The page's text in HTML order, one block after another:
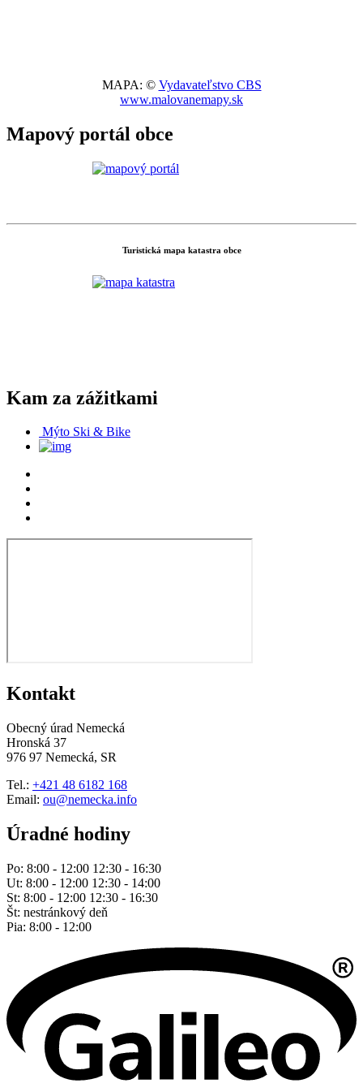
MAPA: © Vydavateľstvo CBS
www.malovanemapy.sk
Mapový portál obce
Turistická mapa katastra obce
Kam za zážitkami
Mýto Ski & Bike
Kontakt
Obecný úrad Nemecká
Hronská 37
976 97 Nemecká, SR
Tel.: +421 48 6182 168
Email: ou@nemecka.info
Úradné hodiny
Po: 8:00 - 12:00 12:30 - 16:30
Ut: 8:00 - 12:00 12:30 - 14:00
St: 8:00 - 12:00 12:30 - 16:30
Št: nestránkový deň
Pia: 8:00 - 12:00